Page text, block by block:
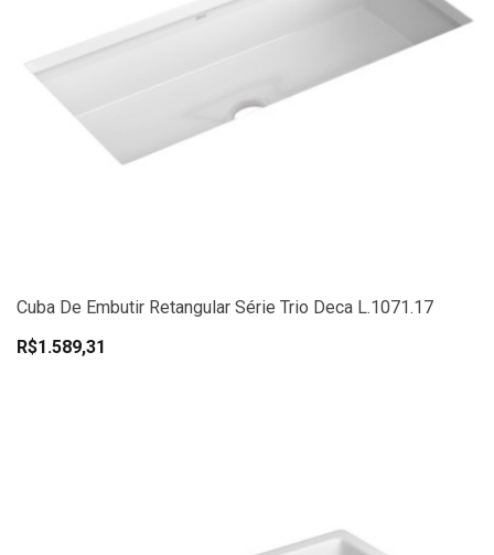
Cuba De Embutir Retangular Série Trio Deca L.1071.17
R$1.589,31